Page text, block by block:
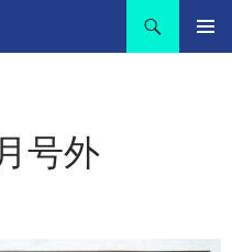
号外